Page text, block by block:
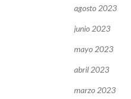
agosto 2023
junio 2023
mayo 2023
abril 2023
marzo 2023